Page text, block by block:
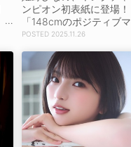
ンピオン初表紙に登場！
「148cmのポジティブマ
スター」が魅力全開【コ
2025.11.26